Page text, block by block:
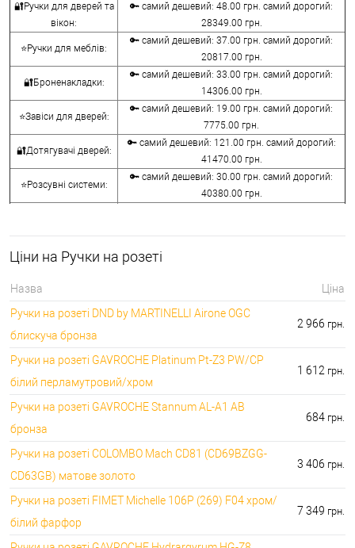
🔐Ручки для дверей та
вікон:
🔑 самий дешевий: 48.00 грн. самий дорогий:
28349.00 грн.
⭐Ручки для меблів:
🔑 самий дешевий: 37.00 грн. самий дорогий:
20817.00 грн.
🔐Броненакладки:
🔑 самий дешевий: 33.00 грн. самий дорогий:
14306.00 грн.
⭐Завіси для дверей:
🔑 самий дешевий: 19.00 грн. самий дорогий:
7775.00 грн.
🔐Дотягувачі дверей:
🔑 самий дешевий: 121.00 грн. самий дорогий:
41470.00 грн.
⭐Розсувні системи:
🔑 самий дешевий: 30.00 грн. самий дорогий:
40380.00 грн.
⭐Сейфи:
🔐Домофони:
⭐Сигналізація AJAX:
🔑 самий дешевий: грн. самий дорогий: грн.
Ціни на Ручки на розеті
Назва
Ціна
Ручки на розеті DND by MARTINELLI Aironе OGC
блискуча бронза
2 966 грн.
Ручки на розеті GAVROCHE Platinum Pt-Z3 PW/CP
білий перламутровий/хром
1 612 грн.
Ручки на розеті GAVROCHE Stannum AL-A1 AB
бронза
684 грн.
Ручки на розеті COLOMBO Mach CD81 (CD69BZGG-
CD63GB) матове золото
3 406 грн.
Ручки на розеті FIMET Michelle 106P (269) F04 хром/
білий фарфор
7 349 грн.